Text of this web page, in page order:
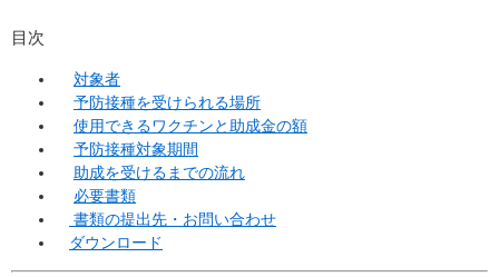
目次
対象者
予防接種を受けられる場所
使用できるワクチンと助成金の額
予防接種対象期間
助成を受けるまでの流れ
必要書類
書類の提出先・お問い合わせ
ダウンロード